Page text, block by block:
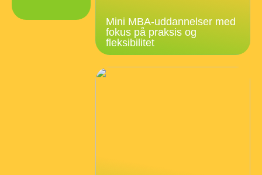
Mini MBA-uddannelser med
fokus på praksis og
fleksibilitet